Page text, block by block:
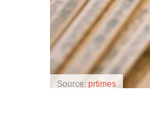
Source: prtimes